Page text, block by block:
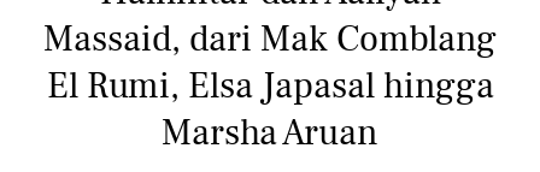
Massaid, dari Mak Comblang
El Rumi, Elsa Japasal hingga
Marsha Aruan